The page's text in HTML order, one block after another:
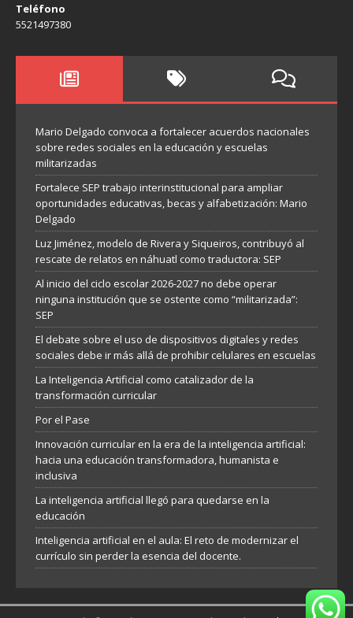
Teléfono
5521497380
Mario Delgado convoca a fortalecer acuerdos nacionales
sobre redes sociales en la educación y escuelas
militarizadas
Fortalece SEP trabajo interinstitucional para ampliar
oportunidades educativas, becas y alfabetización: Mario
Delgado
Luz Jiménez, modelo de Rivera y Siqueiros, contribuyó al
rescate de relatos en náhuatl como traductora: SEP
Al inicio del ciclo escolar 2026-2027 no debe operar
ninguna institución que se ostente como “militarizada”:
SEP
El debate sobre el uso de dispositivos digitales y redes
sociales debe ir más allá de prohibir celulares en escuelas
La Inteligencia Artificial como catalizador de la
transformación curricular
Por el Pase
Innovación curricular en la era de la inteligencia artificial:
hacia una educación transformadora, humanista e
inclusiva
La inteligencia artificial llegó para quedarse en la
educación
Inteligencia artificial en el aula: El reto de modernizar el
currículo sin perder la esencia del docente.